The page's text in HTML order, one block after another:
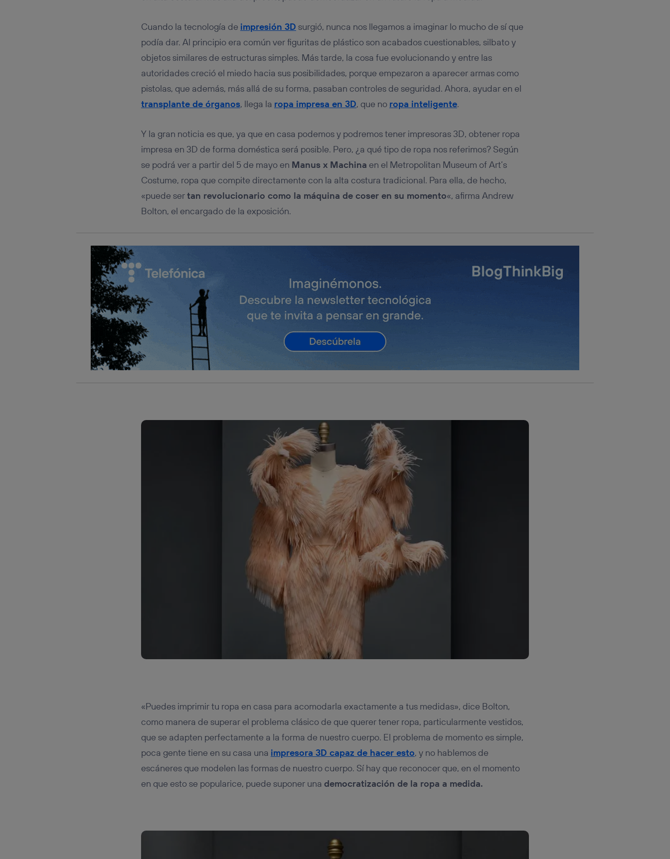
Cuando la tecnología de impresión 3D surgió, nunca nos llegamos a imaginar lo mucho de sí que
podía dar. Al principio era común ver figuritas de plástico son acabados cuestionables, silbato y
objetos similares de estructuras simples. Más tarde, la cosa fue evolucionando y entre las
autoridades creció el miedo hacia sus posibilidades, porque empezaron a aparecer armas como
pistolas, que además, más allá de su forma, pasaban controles de seguridad. Ahora, ayudar en el
transplante de órganos, llega la ropa impresa en 3D, que no ropa inteligente.
Y la gran noticia es que, ya que en casa podemos y podremos tener impresoras 3D, obtener ropa
impresa en 3D de forma doméstica será posible. Pero, ¿a qué tipo de ropa nos referimos? Según
se podrá ver a partir del 5 de mayo en Manus x Machina en el Metropolitan Museum of Art’s
Costume, ropa que compite directamente con la alta costura tradicional. Para ella, de hecho,
«puede sertan revolucionario como la máquina de coser en su momento«, afirma Andrew
Bolton, el encargado de la exposición.
«Puedes imprimir tu ropa en casa para acomodarla exactamente a tus medidas», dice Bolton,
como manera de superar el problema clásico de que querer tener ropa, particularmente vestidos,
que se adapten perfectamente a la forma de nuestro cuerpo. El problema de momento es simple,
poca gente tiene en su casa una impresora 3D capaz de hacer esto, y no hablemos de
escáneres que modelen las formas de nuestro cuerpo. Sí hay que reconocer que, en el momento
en que esto se popularice, puede suponer una democratización de la ropa a medida.
Si utilizas unaconexión de banda ancha
(p. ej., Wi-Fi), el marketing o análisis se
realizará en función de las actividades de navegación de los miembros del hogar que
hayan dado su consentimiento.
únicamente en la navegación del usuario del móvil.
Puedes gestionar los consentimientos Utiq seleccionando “Administrar Utiq” en la parte
inferior de esta página web o visitando el
portal de privacidad de Utiq (“consenthub”)
Para más información, consulta la política de privacidad de Utiq.